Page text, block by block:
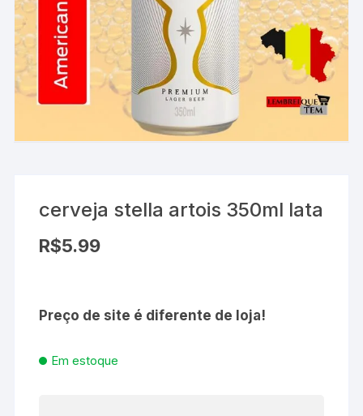
cerveja stella artois 350ml lata
R$5.99
Preço de site é diferente de loja!
Em estoque